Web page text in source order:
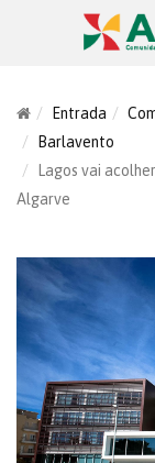
Entrada
Barlavento
Lagos vai
Algarve